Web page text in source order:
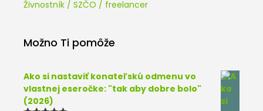
Živnostník / SZČO / freelancer
Možno Ti pomôže
Ako si nastaviť konateľskú odmenu vo
vlastnej eseročke: "tak aby dobre bolo"
(2026)